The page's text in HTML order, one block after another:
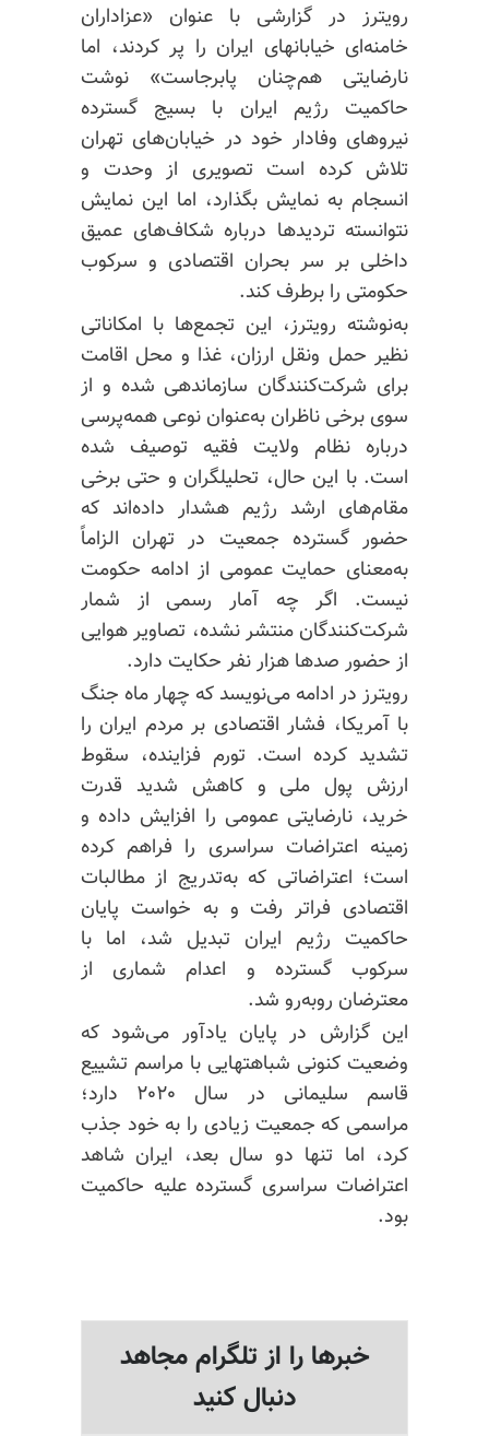
رویترز در گزارشی با عنوان «عزاداران
خامنه‌ای خیابانهای ایران را پر کردند، اما
نارضایتی هم‌چنان پابرجاست» نوشت
حاکمیت رژیم ایران با بسیج گسترده
نیروهای وفادار خود در خیابان‌های تهران
تلاش کرده است تصویری از وحدت و
انسجام به نمایش بگذارد، اما این نمایش
نتوانسته تردیدها درباره شکاف‌های عمیق
داخلی بر سر بحران اقتصادی و سرکوب
حکومتی را برطرف کند.
به‌نوشته رویترز، این تجمع‌ها با امکاناتی
نظیر حمل ونقل ارزان، غذا و محل اقامت
برای شرکت‌کنندگان سازماندهی شده و از
سوی برخی ناظران به‌عنوان نوعی همه‌پرسی
درباره نظام ولایت فقیه توصیف شده
است. با این حال، تحلیلگران و حتی برخی
مقام‌های ارشد رژیم هشدار داده‌اند که
حضور گسترده جمعیت در تهران الزاماً
به‌معنای حمایت عمومی از ادامه حکومت
نیست. اگر چه آمار رسمی از شمار
شرکت‌کنندگان منتشر نشده، تصاویر هوایی
از حضور صدها هزار نفر حکایت دارد.
رویترز در ادامه می‌نویسد که چهار ماه جنگ
با آمریکا، فشار اقتصادی بر مردم ایران را
تشدید کرده است. تورم فزاینده، سقوط
ارزش پول ملی و کاهش شدید قدرت
خرید، نارضایتی عمومی را افزایش داده و
زمینه اعتراضات سراسری را فراهم کرده
است؛ اعتراضاتی که به‌تدریج از مطالبات
اقتصادی فراتر رفت و به خواست پایان
حاکمیت رژیم ایران تبدیل شد، اما با
سرکوب گسترده و اعدام شماری از
معترضان روبه‌رو شد.
این گزارش در پایان یادآور می‌شود که
وضعیت کنونی شباهتهایی با مراسم تشییع
قاسم سلیمانی در سال ۲۰۲۰ دارد؛
مراسمی که جمعیت زیادی را به خود جذب
کرد، اما تنها دو سال بعد، ایران شاهد
اعتراضات سراسری گسترده علیه حاکمیت
بود.
خبرها را از تلگرام مجاهد
دنبال کنید